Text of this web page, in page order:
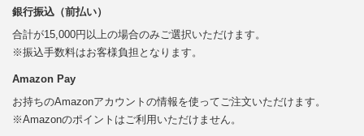
銀行振込（前払い）
合計が15,000円以上の場合のみご選択いただけます。
※振込手数料はお客様負担となります。
Amazon Pay
お持ちのAmazonアカウントの情報を使ってご注文いただけます。
※Amazonのポイントはご利用いただけません。